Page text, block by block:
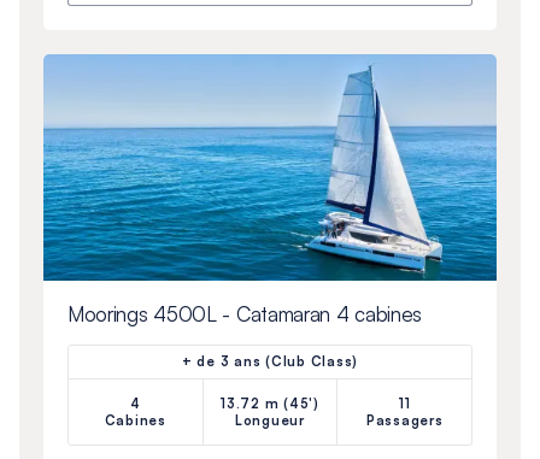
Moorings 4500L - Catamaran 4 cabines
+ de 3 ans (Club Class)
4
Cabines
13.72 m (45')
Longueur
11
Passagers